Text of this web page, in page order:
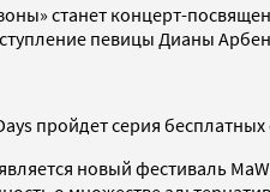
станет концерт-
певицы Дианы
пройдет серия
новый фестиваль